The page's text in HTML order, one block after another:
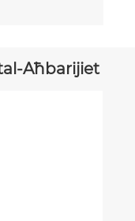
Aħbarijiet